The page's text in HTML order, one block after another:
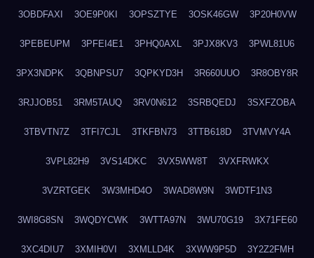
3OBDFAXI 3OE9P0KI 3OPSZTYE 3OSK46GW 3P20H0VW
3PEBEUPM 3PFEI4E1 3PHQ0AXL 3PJX8KV3 3PWL81U6
3PX3NDPK 3QBNPSU7 3QPKYD3H 3R660UUO 3R8OBY8R
3RJJOB51 3RM5TAUQ 3RV0N612 3SRBQEDJ 3SXFZOBA
3TBVTN7Z 3TFI7CJL 3TKFBN73 3TTB618D 3TVMVY4A
3VPL82H9 3VS14DKC 3VX5WW8T 3VXFRWKX
3VZRTGEK 3W3MHD4O 3WAD8W9N 3WDTF1N3
3WI8G8SN 3WQDYCWK 3WTTA97N 3WU70G19 3X71FE60
3XC4DIU7 3XMIH0VI 3XMLLD4K 3XWW9P5D 3Y2Z2FMH